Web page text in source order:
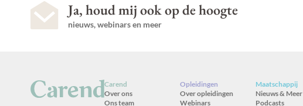
Ja, houd mij ook op de hoogte
nieuws, webinars en meer
Carend
Over ons
Ons team
Opleidingen
Over opleidingen
Webinars
Maatschappij
Nieuws & Meer
Podcasts